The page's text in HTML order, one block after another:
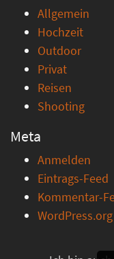
Allgemein
Hochzeit
Outdoor
Privat
Reisen
Shooting
Meta
Anmelden
Eintrags-Feed
Kommentar-
WordPress.org